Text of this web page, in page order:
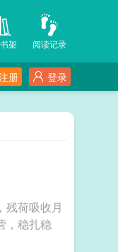
阅读记录
架
登录
册
残荷吸收月
，稳扎稳